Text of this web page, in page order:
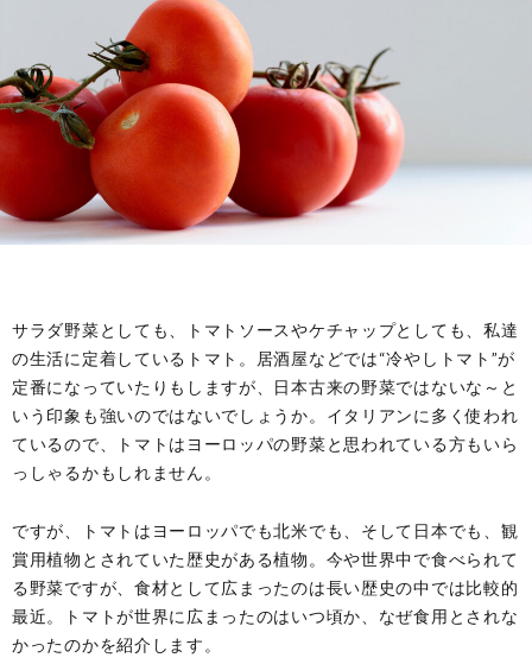
サラダ野菜としても、トマトソースやケチャップとしても、私達
の生活に定着しているトマト。居酒屋などでは“冷やしトマト”が
定番になっていたりもしますが、日本古来の野菜ではないな～と
いう印象も強いのではないでしょうか。イタリアンに多く使われ
ているので、トマトはヨーロッパの野菜と思われている方もいら
っしゃるかもしれません。
ですが、トマトはヨーロッパでも北米でも、そして日本でも、観
賞用植物とされていた歴史がある植物。今や世界中で食べられて
る野菜ですが、食材として広まったのは長い歴史の中では比較的
最近。トマトが世界に広まったのはいつ頃か、なぜ食用とされな
かったのかを紹介します。